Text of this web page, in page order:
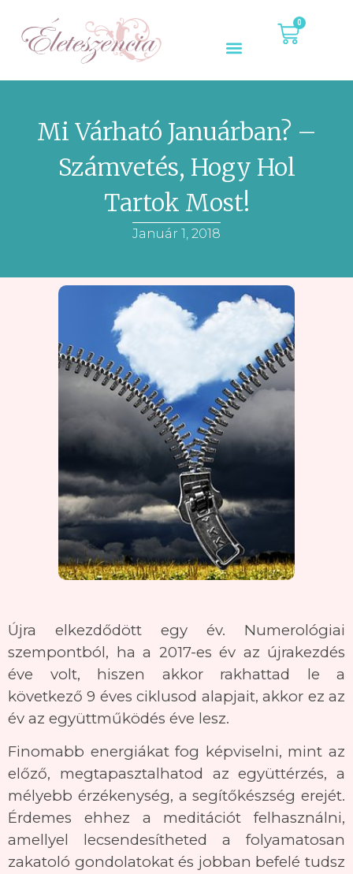
0
Mi Várható Januárban? –
Számvetés, Hogy Hol
Tartok Most!
Január 1, 2018
Újra elkezdődött egy év. Numerológiai
szempontból, ha a 2017-es év az újrakezdés
éve volt, hiszen akkor rakhattad le a
következő 9 éves ciklusod alapjait, akkor ez az
év az együttműködés éve lesz.
Finomabb energiákat fog képviselni, mint az
előző, megtapasztalhatod az együttérzés, a
mélyebb érzékenység, a segítőkészség erejét.
Érdemes ehhez a meditációt felhasználni,
amellyel lecsendesítheted a folyamatosan
zakatoló gondolatokat és jobban befelé tudsz